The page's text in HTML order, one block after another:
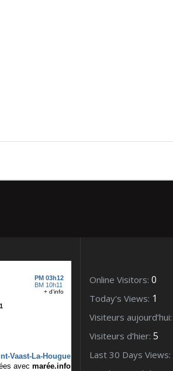
Online Visitors: 0
Today's Views: 1
Visiteurs aujourd’hui:
Visiteurs d’hier: 5
Last 30 Days Views: